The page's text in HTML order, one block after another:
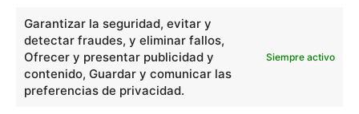
Garantizar la seguridad, evitar y
detectar fraudes, y eliminar fallos,
Ofrecer y presentar publicidad y
contenido, Guardar y comunicar las
preferencias de privacidad.
Siempre activo
escuelapedia
Nuestros articulos son redactados y publicados bajo